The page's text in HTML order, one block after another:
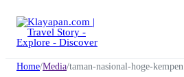
Home/Media/taman-nasional-hoge-kempen